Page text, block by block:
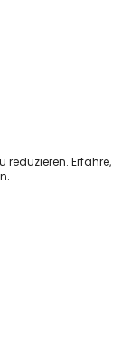
reduzieren.Erfahre,